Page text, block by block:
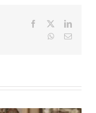
Facebook
WhatsApp
Correo